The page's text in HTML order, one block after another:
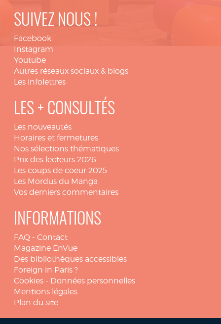
SUIVEZ NOUS !
Facebook
Instagram
Youtube
Autres réseaux sociaux & blogs
Les infolettres
LES + CONSULTÉS
Les nouveautés
Horaires et fermetures
Nos sélections thématiques
Prix des lecteurs 2026
Les coups de coeur 2025
Les Mordus du Manga
Vos derniers commentaires
INFORMATIONS
FAQ - Contact
Magazine EnVue
Des bibliothèques accessibles
Foreign in Paris ?
Cookies - Données personnelles
Mentions légales
Plan du site